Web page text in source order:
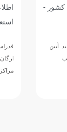
درباره
از تمامی
شنا و